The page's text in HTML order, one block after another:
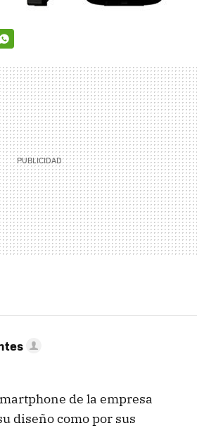
de la empresa
diseño como por sus